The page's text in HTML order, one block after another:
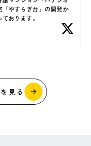
「やすらぎ台」の開発か
おります。
見る